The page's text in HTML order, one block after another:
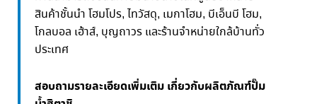
สินค้าชั้นนำ โฮมโปร, ไทวัสดุ, เมกาโฮม, บีเอ็นบี โฮม,
โกลบอล เฮ้าส์, บุญถาวร และร้านจำหน่ายใกล้บ้านทั่ว
ประเทศ
สอบถามรายละเอียดเพิ่มเติม เกี่ยวกับผลิตภัณฑ์ปั๊ม